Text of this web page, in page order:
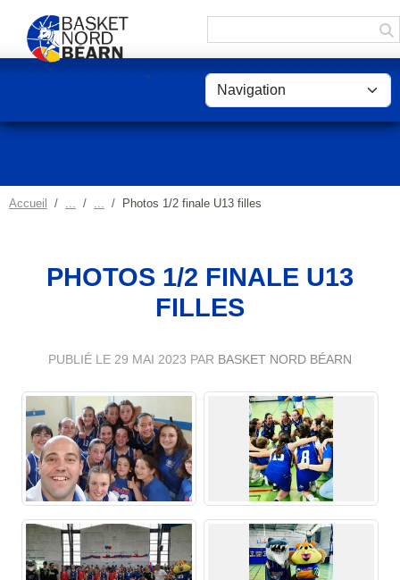
Accueil Photos 1/2 finale U13 filles
PHOTOS 1/2 FINALE U13
FILLES
PUBLIÉ LE 29 MAI 2023 PAR BASKET NORD BÉARN